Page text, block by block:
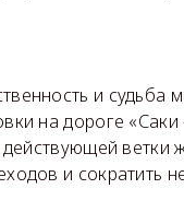
и судьба
на дороге
действующей
и сократить